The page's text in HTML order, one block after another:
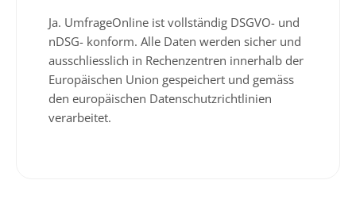
Ja. UmfrageOnline ist vollständig DSGVO- und
nDSG- konform. Alle Daten werden sicher und
ausschliesslich in Rechenzentren innerhalb der
Europäischen Union gespeichert und gemäss
den europäischen Datenschutzrichtlinien
verarbeitet.